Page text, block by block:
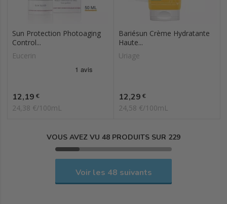
Sun Protection Photoaging
Control...
Eucerin
Prix
12,19 €
24,38 €/100mL
Bariésun Crème Hydratante
Haute...
Uriage
Prix
12,29 €
24,58 €/100mL
VOUS AVEZ VU 48 PRODUITS SUR 229
Voir les 48 suivants